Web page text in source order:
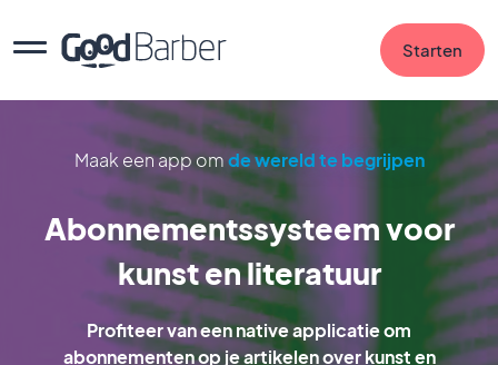
Starten
Maak een app omde wereld te begrijpen
Abonnementssysteem voor
kunst en literatuur
Profiteer van een native applicatie om
abonnementen op je artikelen over kunst en